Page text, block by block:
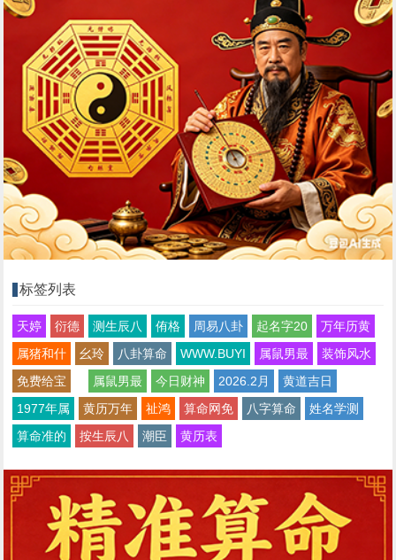
标签列表
天婷 衍德 测生辰八 侑格 周易八卦 起名字20
万年历黄
属猪和什
幺玲 八卦算命 WWW.BUYI 属鼠男最
装饰风水
免费给宝
属鼠男最 今日财神 2026.2月
黄道吉日
1977年属
黄历万年 祉鸿 算命网免 八字算命
姓名学测
算命准的
按生辰八 潮臣 黄历表